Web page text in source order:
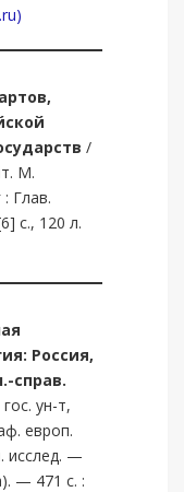
/
М.
Глав.
с., 120 л.
Россия,
справ.
ун-т,
европ.
исслед. —
— 471 с. :